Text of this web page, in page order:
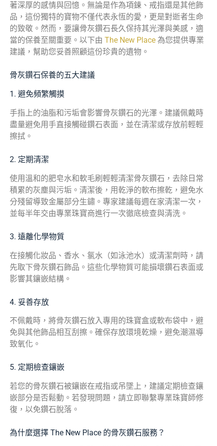
著深厚的感情與回憶。無論是作為項鍊、戒指還是其他飾
品，這份獨特的寶物不僅代表永恆的愛，更是對逝者生命
的致敬。然而，要讓骨灰鑽石長久保持其光澤與美感，適
當的保養至關重要。以下由 The New Place 為您提供專業
建議，幫助您妥善照顧這份珍貴的遺物。
骨灰鑽石保養的五大建議
1. 避免頻繁觸摸
手指上的油脂和污垢會影響骨灰鑽石的光澤。建議佩戴時
盡量避免用手直接觸碰鑽石表面，並在清潔或存放前輕輕
擦拭。
2. 定期清潔
使用溫和的肥皂水和軟毛刷輕輕清潔骨灰鑽石，去除日常
積累的灰塵與污垢。清潔後，用乾淨的軟布擦乾，避免水
分殘留導致金屬部分生鏽。專家建議每週在家清潔一次，
並每半年交由專業珠寶商進行一次徹底檢查與清洗。
3. 遠離化學物質
在接觸化妝品、香水、氯水（如泳池水）或清潔劑時，請
先取下骨灰鑽石飾品。這些化學物質可能損壞鑽石表面或
影響其鑲嵌結構。
4. 妥善存放
不佩戴時，將骨灰鑽石放入專用的珠寶盒或軟布袋中，避
免與其他飾品相互刮擦。確保存放環境乾燥，避免潮濕導
致氧化。
5. 定期檢查鑲嵌
若您的骨灰鑽石被鑲嵌在戒指或吊墜上，建議定期檢查鑲
嵌部分是否鬆動。若發現問題，請立即聯繫專業珠寶師修
復，以免鑽石脫落。
為什麼選擇 The New Place 的骨灰鑽石服務？